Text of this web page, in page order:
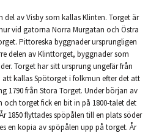
av Visby som kallas Klinten. Torget är
vid gatorna Norra Murgatan och Östra
Pittoreska byggnader ursprungligen
delen av Klinttorget, byggnader som
Torget har sitt ursprung ungefär från
kallas Spötorget i folkmun efter det att
1790 från Stora Torget. Under början av
och torget fick en bit in på 1800-talet det
1850 flyttades spöpålen till en plats söder
en kopia av spöpålen upp på torget. År